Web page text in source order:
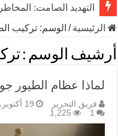
التهديد الصامت:
الرئيسية/ الوسم: تركيب
أرشيف الوسم :
لماذا عظام الطيور
فريق التحرير 19 أكتوبر، 2024
1
1,225